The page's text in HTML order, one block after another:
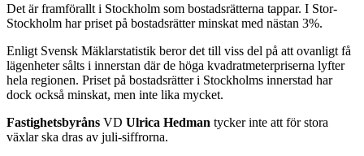
Det är framförallt i Stockholm som bostadsrätterna tappar. I Stor-
Stockholm har priset på bostadsrätter minskat med nästan 3%.
Enligt Svensk Mäklarstatistik beror det till viss del på att ovanligt få
lägenheter sålts i innerstan där de höga kvadratmeterpriserna lyfter
hela regionen. Priset på bostadsrätter i Stockholms innerstad har
dock också minskat, men inte lika mycket.
Fastighetsbyråns VD Ulrica Hedman tycker inte att för stora
växlar ska dras av juli-siffrorna.